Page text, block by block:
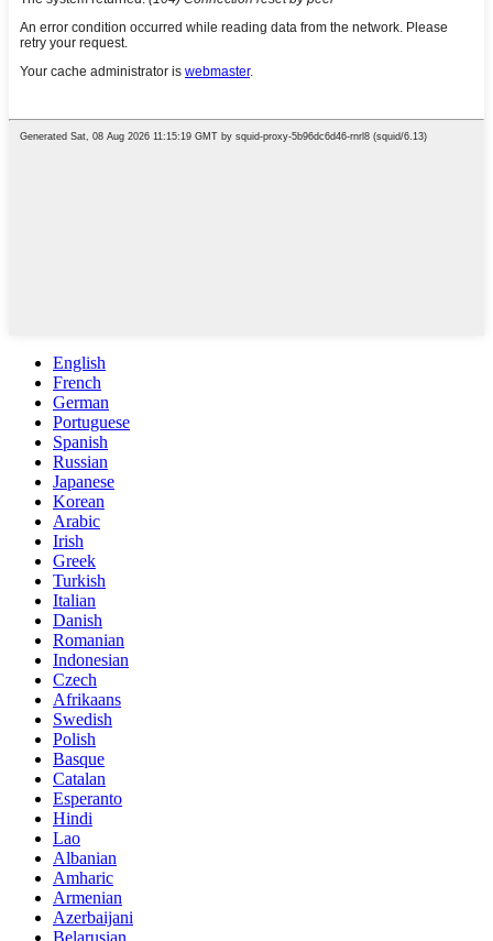
English
French
German
Portuguese
Spanish
Russian
Japanese
Korean
Arabic
Irish
Greek
Turkish
Italian
Danish
Romanian
Indonesian
Czech
Afrikaans
Swedish
Polish
Basque
Catalan
Esperanto
Hindi
Lao
Albanian
Amharic
Armenian
Azerbaijani
Belarusian